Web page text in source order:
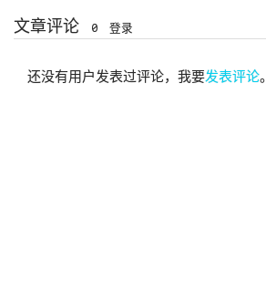
文章评论 0 登录
还没有用户发表过评论，我要发表评论。